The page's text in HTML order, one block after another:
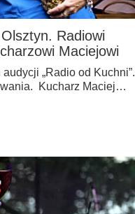
Radiowi
Maciejowi
„Radio od Kuchni”.
Kucharz Maciej…